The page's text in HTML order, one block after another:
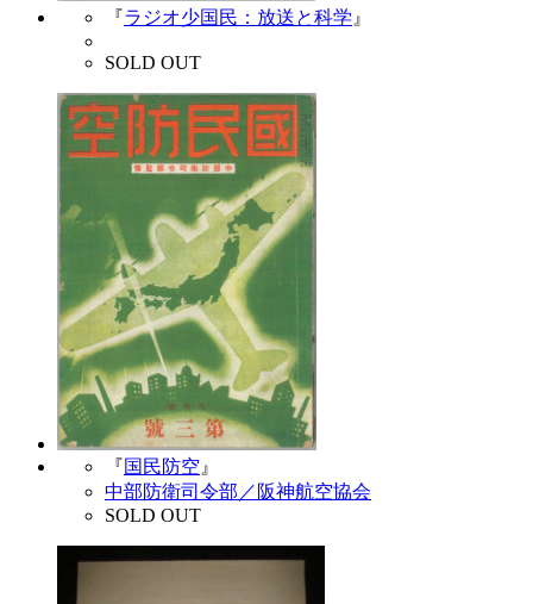
『ラジオ少国民：放送と科学 』
SOLD OUT
『国民防空 』
中部防衛司令部／阪神航空協会
SOLD OUT